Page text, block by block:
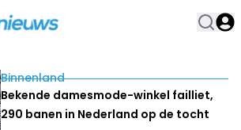
Binnenland
Bekende damesmode-winkel failliet,
290 banen in Nederland op de tocht